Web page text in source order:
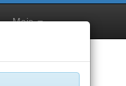
Mais